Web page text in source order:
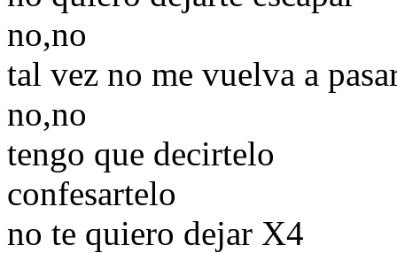
no,no
tal vez no me vuelva a
no,no
tengo que decirtelo
confesartelo
no te quiero dejar X4